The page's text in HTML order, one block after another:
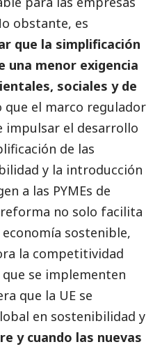
obstante, es
que la simplificación
una menor exigencia
sociales y de
que el marco regulador
impulsar el desarrollo
de las
y la introducción
a las PYMEs de
no solo facilita
sostenible,
la competitividad
se implementen
que la UE se
en sostenibilidad y
y cuando las nuevas